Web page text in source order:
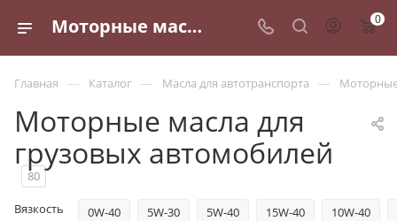
Моторные масла для грузовых автомобилей - купить по выгодным ценам в Санкт-Петербурге 0
Главная — Каталог — Масла для автотранспорта —
Моторные масла для
грузовых автомобилей
80
Вязкость 0W-40 5W-30 5W-40 15W-40 10W-40